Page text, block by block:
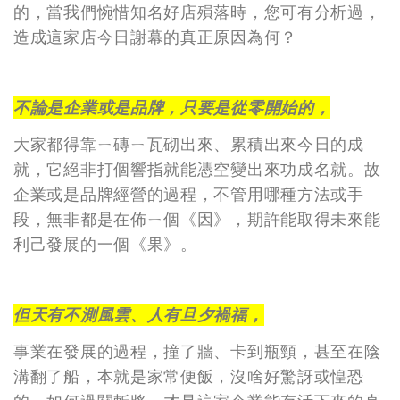
的，當我們惋惜知名好店殞落時，您可有分析過，
造成這家店今日謝幕的真正原因為何？
不論是企業或是品牌，只要是從零開始的，
大家都得靠ㄧ磚ㄧ瓦砌出來、累積出來今日的成
就，它絕非打個響指就能憑空變出來功成名就。故
企業或是品牌經營的過程，不管用哪種方法或手
段，無非都是在佈ㄧ個《因》，期許能取得未來能
利己發展的一個《果》。
但天有不測風雲、人有旦夕禍福，
事業在發展的過程，撞了牆、卡到瓶頸，甚至在陰
溝翻了船，本就是家常便飯，沒啥好驚訝或惶恐